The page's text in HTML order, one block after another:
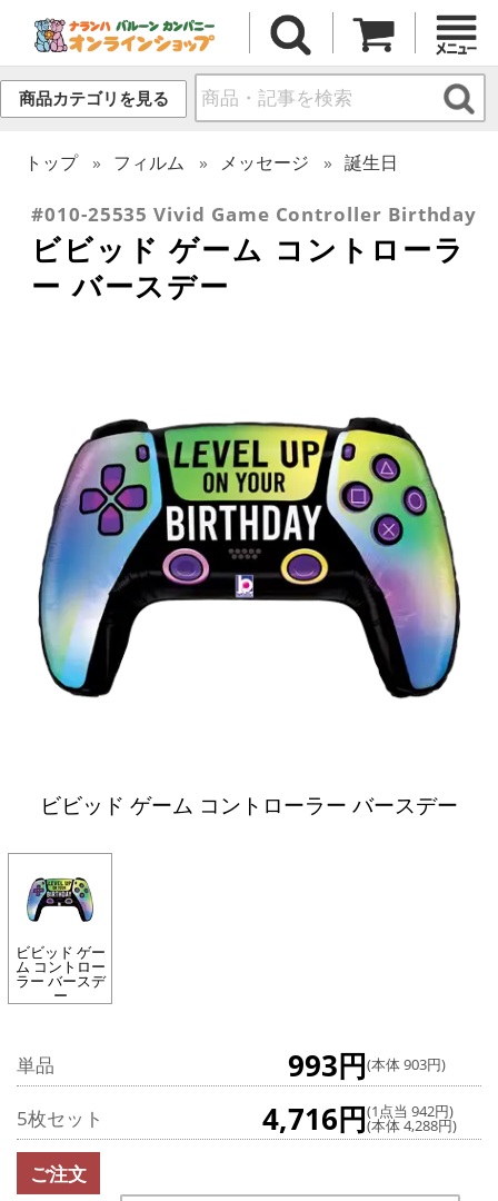
商品カテゴリを見る
トップ フィルム メッセージ 誕生日
#010-25535 Vivid Game Controller Birthday
ビビッド ゲーム コントローラ
ー バースデー
ビビッド ゲーム コントローラー バースデー
ビビッド ゲー
ム コントロー
ラー バースデ
ー
単品 993円(本体 903円)
5枚セット 4,716円(1点当 942円)
(本体 4,288円)
ご注文